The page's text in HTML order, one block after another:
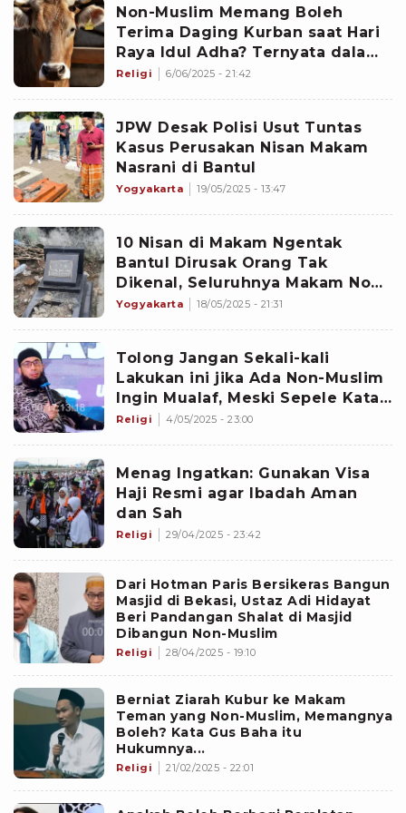
Non-Muslim Memang Boleh
Terima Daging Kurban saat Hari
Raya Idul Adha? Ternyata dalam
Islam Hukumnyaâ¦
Religi 6/06/2025 - 21:42
JPW Desak Polisi Usut Tuntas
Kasus Perusakan Nisan Makam
Nasrani di Bantul
Yogyakarta 19/05/2025 - 13:47
10 Nisan di Makam Ngentak
Bantul Dirusak Orang Tak
Dikenal, Seluruhnya Makam Non-
Muslim
Yogyakarta 18/05/2025 - 21:31
Tolong Jangan Sekali-kali
Lakukan ini jika Ada Non-Muslim
Ingin Mualaf, Meski Sepele Kata
Ustaz Khalid Basalamah...
Religi 4/05/2025 - 23:00
Menag Ingatkan: Gunakan Visa
Haji Resmi agar Ibadah Aman
dan Sah
Religi 29/04/2025 - 23:42
Dari Hotman Paris Bersikeras Bangun
Masjid di Bekasi, Ustaz Adi Hidayat
Beri Pandangan Shalat di Masjid
Dibangun Non-Muslim
Religi 28/04/2025 - 19:10
Berniat Ziarah Kubur ke Makam
Teman yang Non-Muslim, Memangnya
Boleh? Kata Gus Baha itu
Hukumnya...
Religi 21/02/2025 - 22:01